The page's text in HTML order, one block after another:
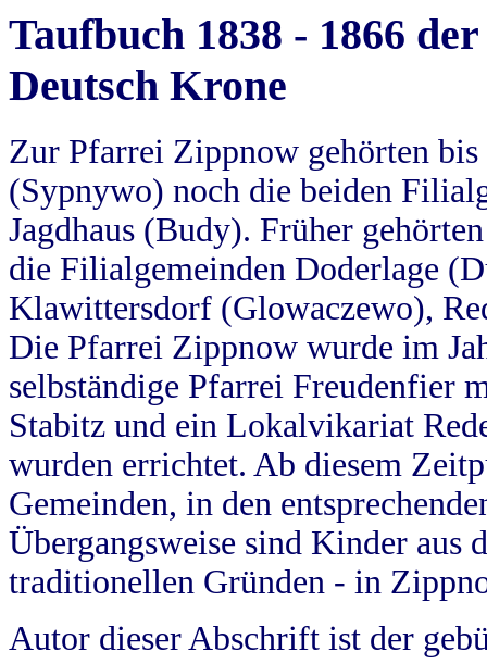
Taufbuch 1838 - 1866
Deutsch Krone
Zur Pfarrei Zippnow gehörten
(Sypnywo) noch die beiden
Jagdhaus (Budy). Früher
die Filialgemeinden Doderlage
Klawittersdorf (Glowaczewo),
Die Pfarrei Zippnow wurde im
selbständige Pfarrei Freudenfier
Stabitz und ein Lokalvikariat
wurden errichtet. Ab diesem
Gemeinden, in den
Übergangsweise sind Kinder aus
traditionellen Gründen - in
Autor dieser Abschrift ist der